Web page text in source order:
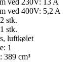
ved 230V: 13 A
ved 400V: 5,2 A
stk.
stk.
luftkølet
1
389 cm³